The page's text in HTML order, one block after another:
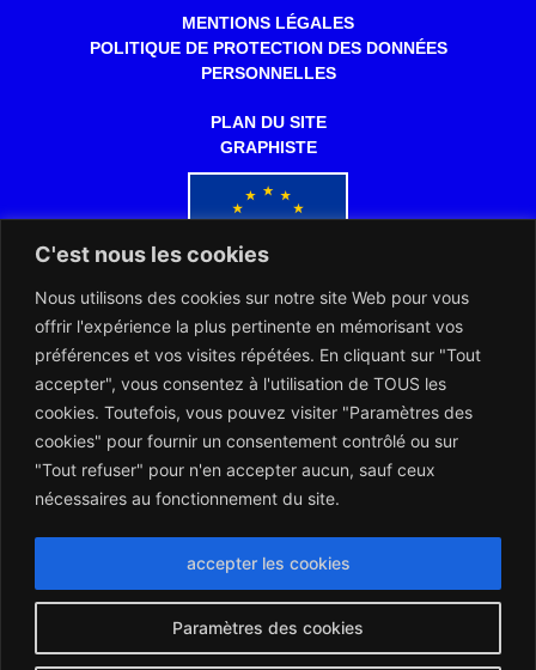
C'est nous les cookies
Nous utilisons des cookies sur notre site Web pour vous
offrir l'expérience la plus pertinente en mémorisant vos
préférences et vos visites répétées. En cliquant sur "Tout
accepter", vous consentez à l'utilisation de TOUS les
cookies. Toutefois, vous pouvez visiter "Paramètres des
cookies" pour fournir un consentement contrôlé ou sur
"Tout refuser" pour n'en accepter aucun, sauf ceux
nécessaires au fonctionnement du site.
Paramètres des cookies
accepter les cookies
MENTIONS LÉGALES
POLITIQUE DE PROTECTION DES DONNÉES
PERSONNELLES
PLAN DU SITE
GRAPHISTE
Co-financé par l'Union européenne
L’ARERT et les Notaires d’Europe collaborent dans l’intérêt des
citoyens européens
Montserrat_bold
ABCDEFGHIJKLMNOPQRSTUVWXYZ
abcdefghijklmnopqrstuvwxyz